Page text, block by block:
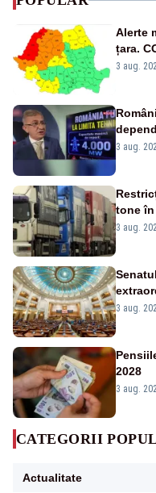
Alerte
țara.
3 aug.
alarmă
3 aug.
tone
este
3 aug.
jaloane
3 aug.
2028
3 aug.
CATEGORII
Actualitate